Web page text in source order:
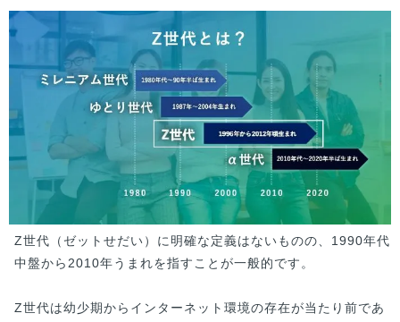
Z世代（ゼットせだい）に明確な定義はないものの、1990年代
中盤から2010年うまれを指すことが一般的です。
Z世代は幼少期からインターネット環境の存在が当たり前であ